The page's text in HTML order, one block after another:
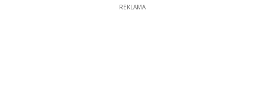
REKLAMA